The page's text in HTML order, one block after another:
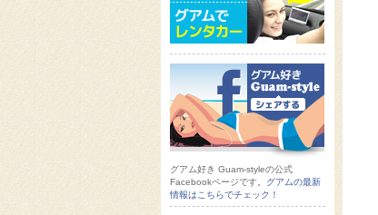
グアム好き Guam-styleの公式
Facebookページです。 グアムの最新
情報はこちらでチェック！